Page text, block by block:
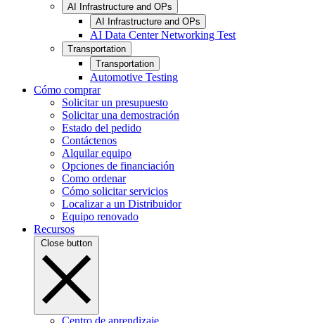
AI Infrastructure and OPs
AI Infrastructure and OPs
AI Data Center Networking Test
Transportation
Transportation
Automotive Testing
Cómo comprar
Solicitar un presupuesto
Solicitar una demostración
Estado del pedido
Contáctenos
Alquilar equipo
Opciones de financiación
Como ordenar
Cómo solicitar servicios
Localizar a un Distribuidor
Equipo renovado
Recursos
Close button